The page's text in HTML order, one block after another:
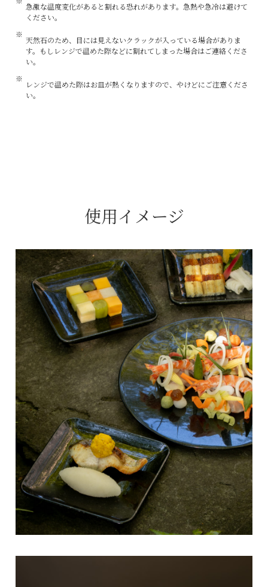
急激な温度変化があると割れる恐れがあります。急熱や急冷は避けて
ください。
天然石のため、目には見えないクラックが入っている場合がありま
す。もしレンジで温めた際などに割れてしまった場合はご連絡くださ
い。
レンジで温めた際はお皿が熱くなりますので、やけどにご注意くださ
い。
使用イメージ